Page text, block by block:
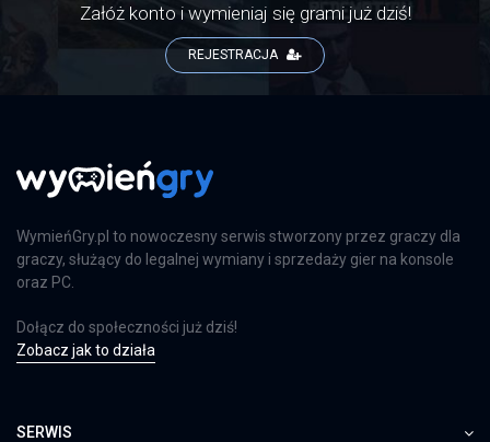
Załóż konto i wymieniaj się grami już dziś!
REJESTRACJA
WymieńGry.pl to nowoczesny serwis stworzony przez graczy dla
graczy, służący do legalnej wymiany i sprzedaży gier na konsole
oraz PC.
Dołącz do społeczności już dziś!
Zobacz jak to działa
SERWIS